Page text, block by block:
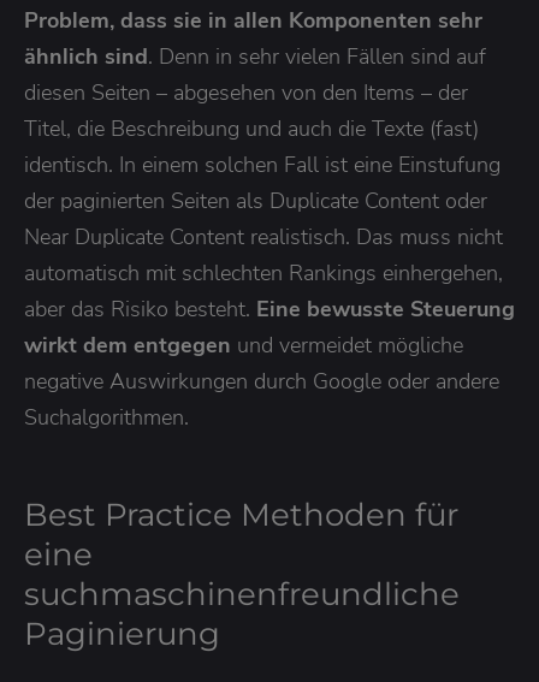
Problem, dass sie in allen Komponenten sehr
ähnlich sind. Denn in sehr vielen Fällen sind auf
diesen Seiten – abgesehen von den Items – der
Titel, die Beschreibung und auch die Texte (fast)
identisch. In einem solchen Fall ist eine Einstufung
der paginierten Seiten als Duplicate Content oder
Near Duplicate Content realistisch. Das muss nicht
automatisch mit schlechten Rankings einhergehen,
aber das Risiko besteht. Eine bewusste Steuerung
wirkt dem entgegen und vermeidet mögliche
negative Auswirkungen durch Google oder andere
Suchalgorithmen.
Best Practice Methoden für
eine
suchmaschinenfreundliche
Paginierung